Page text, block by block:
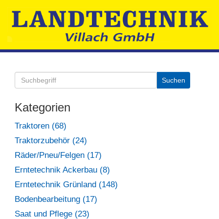
Kategorien
Traktoren (68)
Traktorzubehör (24)
Räder/Pneu/Felgen (17)
Erntetechnik Ackerbau (8)
Erntetechnik Grünland (148)
Bodenbearbeitung (17)
Saat und Pflege (23)